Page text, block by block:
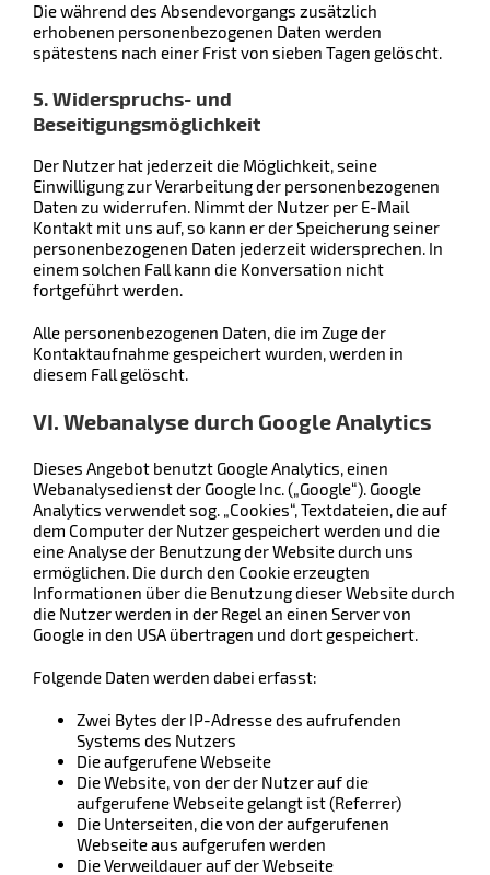
Die während des Absendevorgangs zusätzlich
erhobenen personenbezogenen Daten werden
spätestens nach einer Frist von sieben Tagen gelöscht.
5. Widerspruchs- und
Beseitigungsmöglichkeit
Der Nutzer hat jederzeit die Möglichkeit, seine
Einwilligung zur Verarbeitung der personenbezogenen
Daten zu widerrufen. Nimmt der Nutzer per E-Mail
Kontakt mit uns auf, so kann er der Speicherung seiner
personenbezogenen Daten jederzeit widersprechen. In
einem solchen Fall kann die Konversation nicht
fortgeführt werden.
Alle personenbezogenen Daten, die im Zuge der
Kontaktaufnahme gespeichert wurden, werden in
diesem Fall gelöscht.
VI. Webanalyse durch Google Analytics
Dieses Angebot benutzt Google Analytics, einen
Webanalysedienst der Google Inc. („Google“). Google
Analytics verwendet sog. „Cookies“, Textdateien, die auf
dem Computer der Nutzer gespeichert werden und die
eine Analyse der Benutzung der Website durch uns
ermöglichen. Die durch den Cookie erzeugten
Informationen über die Benutzung dieser Website durch
die Nutzer werden in der Regel an einen Server von
Google in den USA übertragen und dort gespeichert.
Folgende Daten werden dabei erfasst:
Zwei Bytes der IP-Adresse des aufrufenden
Systems des Nutzers
Die aufgerufene Webseite
Die Website, von der der Nutzer auf die
aufgerufene Webseite gelangt ist (Referrer)
Die Unterseiten, die von der aufgerufenen
Webseite aus aufgerufen werden
Die Verweildauer auf der Webseite